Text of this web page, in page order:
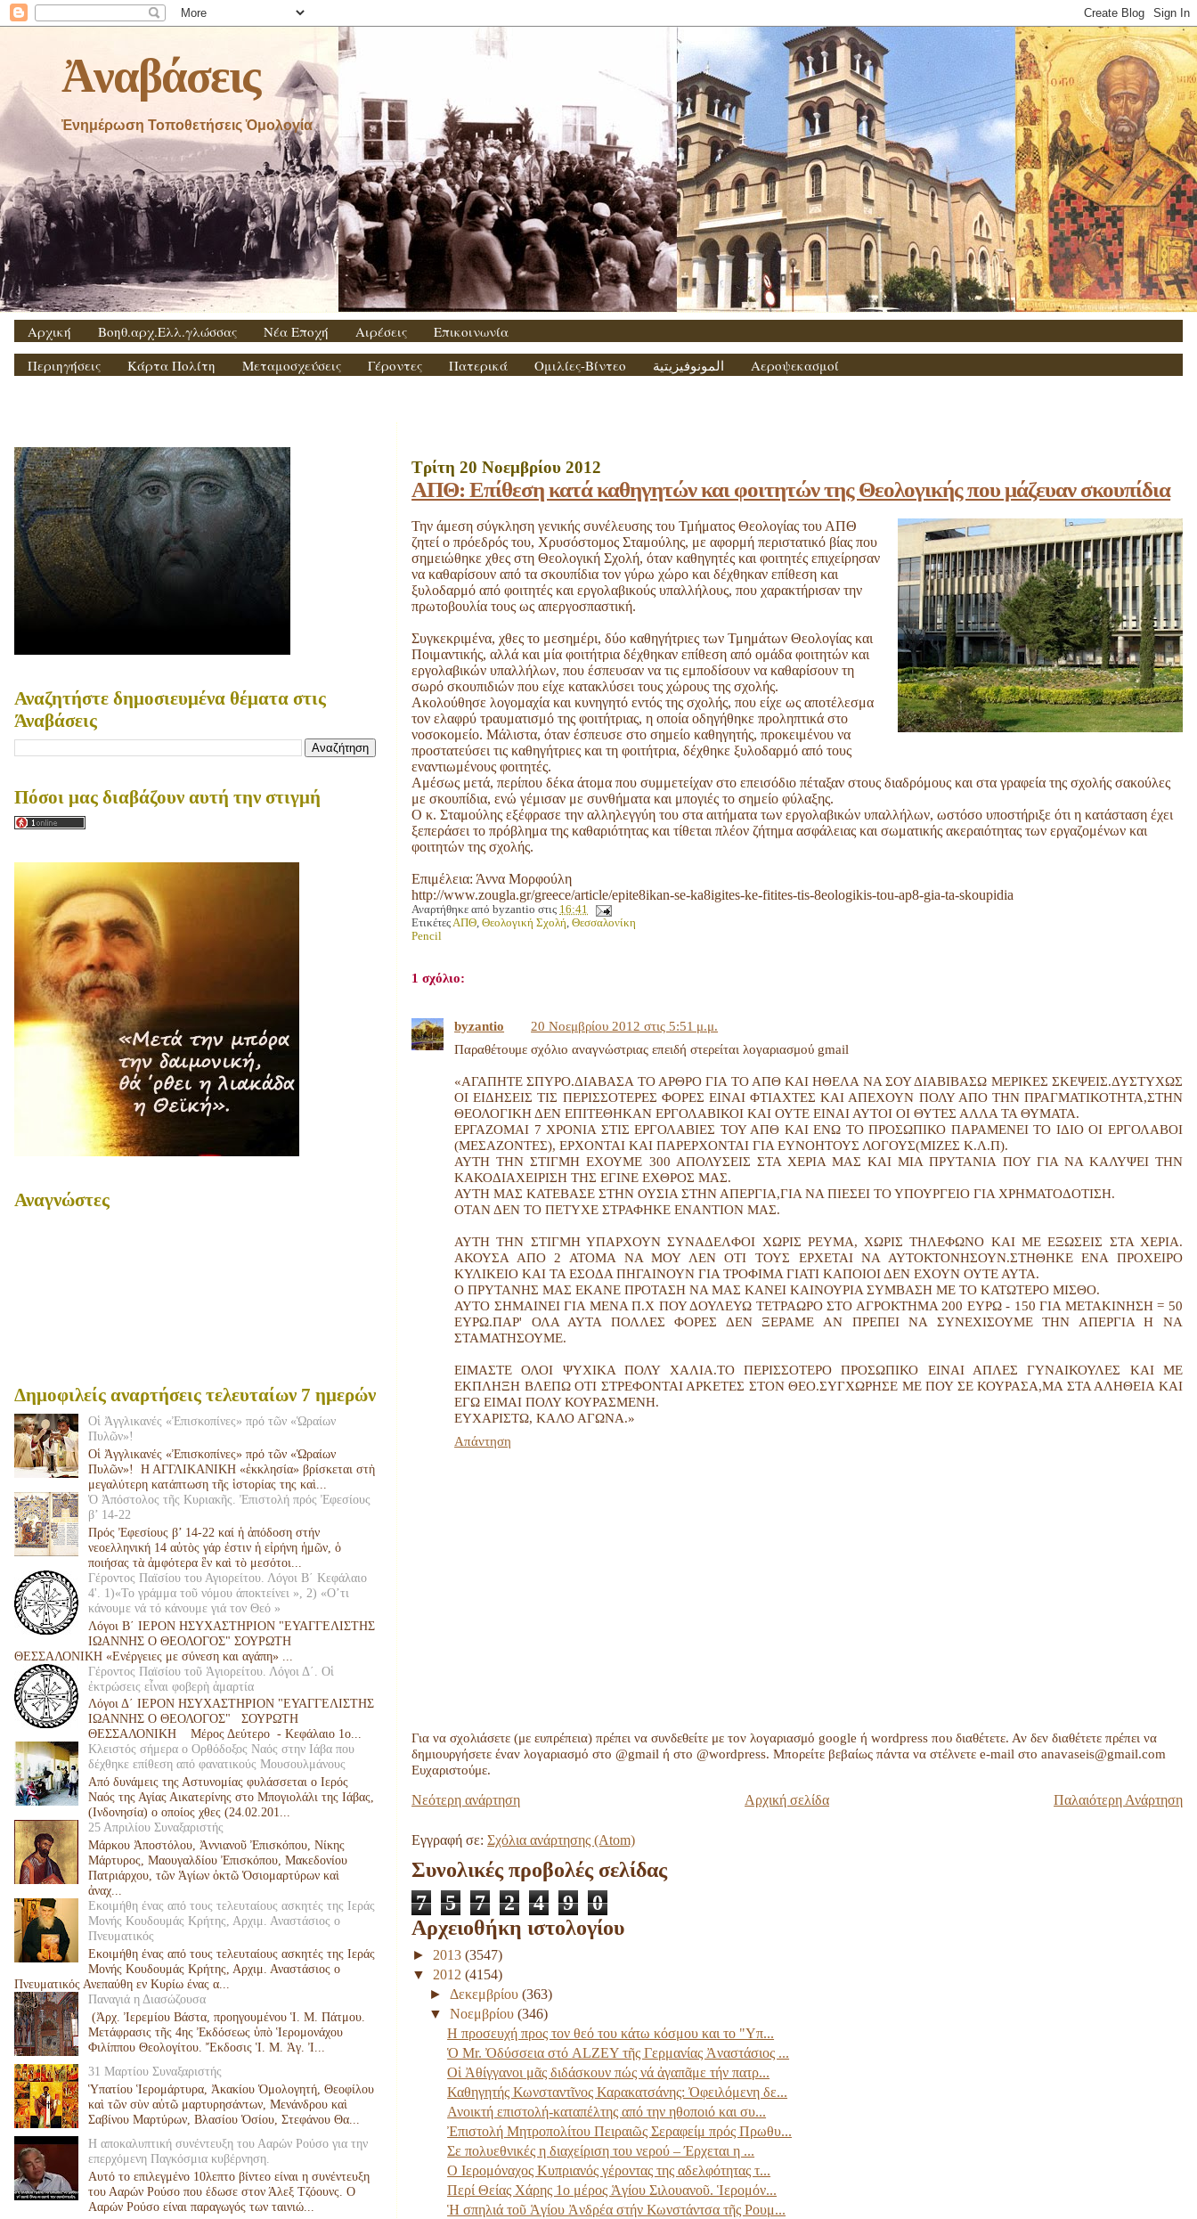
Ἀναβάσεις
Ἐνημέρωση Τοποθετήσεις Ὁμολογία
Αρχική Βοηθ.αρχ.Ελλ.γλώσσας Νέα Εποχή Αιρέσεις
Επικοινωνία
Περιηγήσεις
Κάρτα Πολίτη Μεταμοσχεύσεις Γέροντες Πατερικά Ομιλίες-Βίντεο المونوفيزيتية Αεροψεκασμοί
Τρίτη 20 Νοεμβρίου 2012
ΑΠΘ: Επίθεση κατά καθηγητών και φοιτητών της Θεολογικής που μάζευαν σκουπίδια
Την άμεση σύγκληση γενικής συνέλευσης του Τμήματος Θεολογίας του ΑΠΘ
ζητεί ο πρόεδρός του, Χρυσόστομος Σταμούλης, με αφορμή περιστατικό βίας που
σημειώθηκε χθες στη Θεολογική Σχολή, όταν καθηγητές και φοιτητές επιχείρησαν
να καθαρίσουν από τα σκουπίδια τον γύρω χώρο και δέχθηκαν επίθεση και
ξυλοδαρμό από φοιτητές και εργολαβικούς υπαλλήλους, που χαρακτήρισαν την
πρωτοβουλία τους ως απεργοσπαστική.
Συγκεκριμένα, χθες το μεσημέρι, δύο καθηγήτριες των Τμημάτων Θεολογίας και
Ποιμαντικής, αλλά και μία φοιτήτρια δέχθηκαν επίθεση από ομάδα φοιτητών και
εργολαβικών υπαλλήλων, που έσπευσαν να τις εμποδίσουν να καθαρίσουν τη
σωρό σκουπιδιών που είχε κατακλύσει τους χώρους της σχολής.
Ακολούθησε λογομαχία και κυνηγητό εντός της σχολής, που είχε ως αποτέλεσμα
τον ελαφρύ τραυματισμό της φοιτήτριας, η οποία οδηγήθηκε προληπτικά στο
νοσοκομείο. Μάλιστα, όταν έσπευσε στο σημείο καθηγητής, προκειμένου να
προστατεύσει τις καθηγήτριες και τη φοιτήτρια, δέχθηκε ξυλοδαρμό από τους
εναντιωμένους φοιτητές.
Αμέσως μετά, περίπου δέκα άτομα που συμμετείχαν στο επεισόδιο πέταξαν στους διαδρόμους και στα γραφεία της σχολής σακούλες
με σκουπίδια, ενώ γέμισαν με συνθήματα και μπογιές το σημείο φύλαξης.
Ο κ. Σταμούλης εξέφρασε την αλληλεγγύη του στα αιτήματα των εργολαβικών υπαλλήλων, ωστόσο υποστήριξε ότι η κατάσταση έχει
ξεπεράσει το πρόβλημα της καθαριότητας και τίθεται πλέον ζήτημα ασφάλειας και σωματικής ακεραιότητας των εργαζομένων και
φοιτητών της σχολής.
Επιμέλεια: Άννα Μορφούλη
http://www.zougla.gr/greece/article/epite8ikan-se-ka8igites-ke-fitites-tis-8eologikis-tou-ap8-gia-ta-skoupidia
Αναρτήθηκε απόbyzantio στις 16:41
ΕτικέτεςΑΠΘ,Θεολογική Σχολή,Θεσσαλονίκη
Pencil
1 σχόλιο:
byzantio
20 Νοεμβρίου 2012 στις 5:51 μ.μ.
Παραθέτουμε σχόλιο αναγνώστριας επειδή στερείται λογαριασμού gmail
«ΑΓΑΠΗΤΕ ΣΠΥΡΟ.ΔΙΑΒΑΣΑ ΤΟ ΑΡΘΡΟ ΓΙΑ ΤΟ ΑΠΘ ΚΑΙ ΗΘΕΛΑ ΝΑ ΣΟΥ ΔΙΑΒΙΒΑΣΩ ΜΕΡΙΚΕΣ ΣΚΕΨΕΙΣ.ΔΥΣΤΥΧΩΣ
ΟΙ ΕΙΔΗΣΕΙΣ ΤΙΣ ΠΕΡΙΣΣΟΤΕΡΕΣ ΦΟΡΕΣ ΕΙΝΑΙ ΦΤΙΑΧΤΕΣ ΚΑΙ ΑΠΕΧΟΥΝ ΠΟΛΥ ΑΠΟ ΤΗΝ ΠΡΑΓΜΑΤΙΚΟΤΗΤΑ,ΣΤΗΝ
ΘΕΟΛΟΓΙΚΗ ΔΕΝ ΕΠΙΤΕΘΗΚΑΝ ΕΡΓΟΛΑΒΙΚΟΙ ΚΑΙ ΟΥΤΕ ΕΙΝΑΙ ΑΥΤΟΙ ΟΙ ΘΥΤΕΣ ΑΛΛΑ ΤΑ ΘΥΜΑΤΑ.
ΕΡΓΑΖΟΜΑΙ 7 ΧΡΟΝΙΑ ΣΤΙΣ ΕΡΓΟΛΑΒΙΕΣ ΤΟΥ ΑΠΘ ΚΑΙ ΕΝΩ ΤΟ ΠΡΟΣΩΠΙΚΟ ΠΑΡΑΜΕΝΕΙ ΤΟ ΙΔΙΟ ΟΙ ΕΡΓΟΛΑΒΟΙ
(ΜΕΣΑΖΟΝΤΕΣ), ΕΡΧΟΝΤΑΙ ΚΑΙ ΠΑΡΕΡΧΟΝΤΑΙ ΓΙΑ ΕΥΝΟΗΤΟΥΣ ΛΟΓΟΥΣ(ΜΙΖΕΣ Κ.Λ.Π).
ΑΥΤΗ ΤΗΝ ΣΤΙΓΜΗ ΕΧΟΥΜΕ 300 ΑΠΟΛΥΣΕΙΣ ΣΤΑ ΧΕΡΙΑ ΜΑΣ ΚΑΙ ΜΙΑ ΠΡΥΤΑΝΙΑ ΠΟΥ ΓΙΑ ΝΑ ΚΑΛΥΨΕΙ ΤΗΝ
ΚΑΚΟΔΙΑΧΕΙΡΙΣΗ ΤΗΣ ΕΓΙΝΕ ΕΧΘΡΟΣ ΜΑΣ.
ΑΥΤΗ ΜΑΣ ΚΑΤΕΒΑΣΕ ΣΤΗΝ ΟΥΣΙΑ ΣΤΗΝ ΑΠΕΡΓΙΑ,ΓΙΑ ΝΑ ΠΙΕΣΕΙ ΤΟ ΥΠΟΥΡΓΕΙΟ ΓΙΑ ΧΡΗΜΑΤΟΔΟΤΙΣΗ.
ΟΤΑΝ ΔΕΝ ΤΟ ΠΕΤΥΧΕ ΣΤΡΑΦΗΚΕ ΕΝΑΝΤΙΟΝ ΜΑΣ.
ΑΥΤΗ ΤΗΝ ΣΤΙΓΜΗ ΥΠΑΡΧΟΥΝ ΣΥΝΑΔΕΛΦΟΙ ΧΩΡΙΣ ΡΕΥΜΑ, ΧΩΡΙΣ ΤΗΛΕΦΩΝΟ ΚΑΙ ΜΕ ΕΞΩΣΕΙΣ ΣΤΑ ΧΕΡΙΑ.
ΑΚΟΥΣΑ ΑΠΟ 2 ΑΤΟΜΑ ΝΑ ΜΟΥ ΛΕΝ ΟΤΙ ΤΟΥΣ ΕΡΧΕΤΑΙ ΝΑ ΑΥΤΟΚΤΟΝΗΣΟΥΝ.ΣΤΗΘΗΚΕ ΕΝΑ ΠΡΟΧΕΙΡΟ
ΚΥΛΙΚΕΙΟ ΚΑΙ ΤΑ ΕΣΟΔΑ ΠΗΓΑΙΝΟΥΝ ΓΙΑ ΤΡΟΦΙΜΑ ΓΙΑΤΙ ΚΑΠΟΙΟΙ ΔΕΝ ΕΧΟΥΝ ΟΥΤΕ ΑΥΤΑ.
Ο ΠΡΥΤΑΝΗΣ ΜΑΣ ΕΚΑΝΕ ΠΡΟΤΑΣΗ ΝΑ ΜΑΣ ΚΑΝΕΙ ΚΑΙΝΟΥΡΙΑ ΣΥΜΒΑΣΗ ΜΕ ΤΟ ΚΑΤΩΤΕΡΟ ΜΙΣΘΟ.
ΑΥΤΟ ΣΗΜΑΙΝΕΙ ΓΙΑ ΜΕΝΑ Π.Χ ΠΟΥ ΔΟΥΛΕΥΩ ΤΕΤΡΑΩΡΟ ΣΤΟ ΑΓΡΟΚΤΗΜΑ 200 ΕΥΡΩ - 150 ΓΙΑ ΜΕΤΑΚΙΝΗΣΗ = 50
ΕΥΡΩ.ΠΑΡ' ΟΛΑ ΑΥΤΑ ΠΟΛΛΕΣ ΦΟΡΕΣ ΔΕΝ ΞΕΡΑΜΕ ΑΝ ΠΡΕΠΕΙ ΝΑ ΣΥΝΕΧΙΣΟΥΜΕ ΤΗΝ ΑΠΕΡΓΙΑ Η ΝΑ
ΣΤΑΜΑΤΗΣΟΥΜΕ.
ΕΙΜΑΣΤΕ ΟΛΟΙ ΨΥΧΙΚΑ ΠΟΛΥ ΧΑΛΙΑ.ΤΟ ΠΕΡΙΣΣΟΤΕΡΟ ΠΡΟΣΩΠΙΚΟ ΕΙΝΑΙ ΑΠΛΕΣ ΓΥΝΑΙΚΟΥΛΕΣ ΚΑΙ ΜΕ
ΕΚΠΛΗΞΗ ΒΛΕΠΩ ΟΤΙ ΣΤΡΕΦΟΝΤΑΙ ΑΡΚΕΤΕΣ ΣΤΟΝ ΘΕΟ.ΣΥΓΧΩΡΗΣΕ ΜΕ ΠΟΥ ΣΕ ΚΟΥΡΑΣΑ,ΜΑ ΣΤΑ ΑΛΗΘΕΙΑ ΚΑΙ
ΕΓΩ ΕΙΜΑΙ ΠΟΛΥ ΚΟΥΡΑΣΜΕΝΗ.
ΕΥΧΑΡΙΣΤΩ, ΚΑΛΟ ΑΓΩΝΑ.»
Απάντηση
Για να σχολιάσετε (με ευπρέπεια) πρέπει να συνδεθείτε με τον λογαριασμό google ή wordpress που διαθέτετε. Αν δεν διαθέτετε πρέπει να
δημιουργήσετε έναν λογαριασμό στο @gmail ή στο @wordpress. Μπορείτε βεβαίως πάντα να στέλνετε e-mail στο anavaseis@gmail.com
Ευχαριστούμε.
Νεότερη ανάρτηση
Παλαιότερη Ανάρτηση
Αρχική σελίδα
Εγγραφή σε:Σχόλια ανάρτησης (Atom)
Συνολικές προβολές σελίδας
7
5 7 2 4 9
0
Αρχειοθήκη ιστολογίου
► 2013(3547)
▼ 2012(4154)
► Δεκεμβρίου(363)
▼Νοεμβρίου(346)
Η προσευχή προς τον θεό του κάτω κόσμου και το "Υπ...
Ὁ Mr. Ὀδύσσεια στό ALZEY τῆς Γερμανίας Ἀναστάσιος ...
Οἱ Ἀθίγγανοι μᾶς διδάσκουν πώς νά ἀγαπᾶμε τήν πατρ...
Καθηγητής Κωνσταντῖνος Καρακατσάνης: Ὀφειλόμενη δε...
Ανοικτή επιστολή-καταπέλτης από την ηθοποιό και συ...
Ἐπιστολή Μητροπολίτου Πειραιῶς Σεραφείμ πρός Πρωθυ...
Σε πολυεθνικές η διαχείριση του νερού – Έρχεται η ...
Ο Ιερομόναχος Κυπριανός γέροντας της αδελφότητας τ...
Περί Θείας Χάρης 1o μέρος Ἁγίου Σιλουανοῦ. Ἱερομόν...
Ἡ σπηλιά τοῦ Ἁγίου Ἀνδρέα στήν Κωνστάντσα τῆς Ρουμ...
Αναζητήστε δημοσιευμένα θέματα στις
Άναβάσεις
Πόσοι μας διαβάζουν αυτή την στιγμή
Αναγνώστες
Δημοφιλείς αναρτήσεις τελευταίων 7 ημερών
Οἱ Ἀγγλικανές «Ἐπισκοπίνες» πρό τῶν «Ὡραίων
Πυλῶν»!
Οἱ Ἀγγλικανές «Ἐπισκοπίνες» πρό τῶν «Ὡραίων
Πυλῶν»! Η ΑΓΓΛΙΚΑΝΙΚΗ «ἐκκλησία» βρίσκεται στὴ
μεγαλύτερη κατάπτωση τῆς ἱστορίας της καὶ...
Ὁ Ἀπόστολος τῆς Κυριακῆς. Ἐπιστολή πρός Ἐφεσίους
β’ 14-22
Πρός Ἐφεσίους β’ 14-22 καί ἡ ἀπόδοση στήν
νεοελληνική 14 αὐτὸς γάρ ἐστιν ἡ εἰρήνη ἡμῶν, ὁ
ποιήσας τὰ ἀμφότερα ἓν καὶ τὸ μεσότοι...
Γέροντος Παϊσίου του Αγιορείτου. Λόγοι Β΄ Κεφάλαιο
4'. 1)«Το γράμμα τοῦ νόμου άποκτείνει », 2) «Ο’τι
κάνουμε νά τό κάνουμε γιά τον Θεό »
Λόγοι Β΄ ΙΕΡΟΝ ΗΣΥΧΑΣΤΗΡΙΟΝ "ΕΥΑΓΓΕΛΙΣΤΗΣ
ΙΩΑΝΝΗΣ Ο ΘΕΟΛΟΓΟΣ" ΣΟΥΡΩΤΗ
ΘΕΣΣΑΛΟΝΙΚΗ «Ενέργειες με σύνεση και αγάπη» ...
Γέροντος Παϊσίου τοῦ Ἁγιορείτου. Λόγοι Δ΄. Οἱ
ἐκτρώσεις εἶναι φοβερὴ ἁμαρτία
Λόγοι Δ΄ ΙΕΡΟΝ ΗΣΥΧΑΣΤΗΡΙΟΝ "ΕΥΑΓΓΕΛΙΣΤΗΣ
ΙΩΑΝΝΗΣ Ο ΘΕΟΛΟΓΟΣ" ΣΟΥΡΩΤΗ
ΘΕΣΣΑΛΟΝΙΚΗ Μέρος Δεύτερο - Κεφάλαιο 1ο...
Κλειστός σήμερα ο Ορθόδοξος Ναός στην Ιάβα που
δέχθηκε επίθεση από φανατικούς Μουσουλμάνους
Από δυνάμεις της Αστυνομίας φυλάσσεται ο Ιερός
Ναός της Αγίας Αικατερίνης στο Μπογιολάλι της Ιάβας,
(Ινδονησία) ο οποίος χθες (24.02.201...
25 Απριλίου Συναξαριστής
Μάρκου Ἀποστόλου, Ἀννιανοῦ Ἐπισκόπου, Νίκης
Μάρτυρος, Μαουγαλδίου Ἐπισκόπου, Μακεδονίου
Πατριάρχου, τῶν Ἁγίων ὀκτῶ Ὁσιομαρτύρων καὶ
ἀναχ...
Εκοιμήθη ένας από τους τελευταίους ασκητές της Ιεράς
Μονής Κουδουμάς Κρήτης, Αρχιμ. Αναστάσιος ο
Πνευματικός
Εκοιμήθη ένας από τους τελευταίους ασκητές της Ιεράς
Μονής Κουδουμάς Κρήτης, Αρχιμ. Αναστάσιος ο
Πνευματικός Ανεπαύθη εν Κυρίω ένας α...
Παναγιά η Διασώζουσα
(Ἀρχ. Ἰερεμίου Βάστα, προηγουμένου Ἱ. Μ. Πάτμου.
Μετάφρασις τῆς 4ης Ἐκδόσεως ὑπὸ Ἱερομονάχου
Φιλίππου Θεολογίτου. Ἔκδοσις Ἱ. Μ. Ἁγ. Ἰ...
31 Μαρτίου Συναξαριστής
Ὑπατίου Ἱερομάρτυρα, Ἀκακίου Ὁμολογητή, Θεοφίλου
καὶ τῶν σὺν αὐτῶ μαρτυρησάντων, Μενάνδρου καὶ
Σαβίνου Μαρτύρων, Βλασίου Ὁσίου, Στεφάνου Θα...
Η αποκαλυπτική συνέντευξη του Ααρών Ρούσο για την
επερχόμενη Παγκόσμια κυβέρνηση.
Αυτό το επιλεγμένο 10λεπτο βίντεο είναι η συνέντευξη
του Ααρών Ρούσο που έδωσε στον Άλεξ Τζόουνς. Ο
Ααρών Ρούσο είναι παραγωγός των ταινιώ...